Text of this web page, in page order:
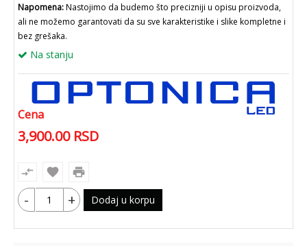
Napomena:Nastojimo da budemo što precizniji u opisu proizvoda,
ali ne možemo garantovati da su sve karakteristike i slike kompletne i
bez grešaka.
Na stanju
Cena
3,900.00 RSD
compare_arrows favorite print
- + Dodaj u korpu